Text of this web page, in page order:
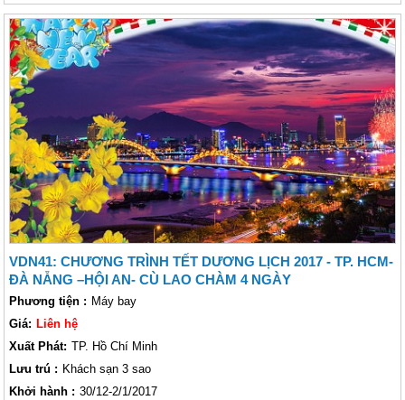
đô Huế, phố cổ Hội An và thánh địa Mỹ Sơn, là địa điểm nổi tiếng với tất
cả các khách thăm quan xa gần bởi những bãi biển được đánh giá là đẹp
quyến rũ nhất hành tinh. Nước biển Đà Nẵng trong xanh, bãi cát trắng
mịn như kem trải dài dưới nắng vàng rực rỡ cùng hàng dừa thơ mộng
đứng nghiêng mình trong gió biển lồng lộng tạo nên hình ảnh mà bạn cứ
ngỡ sẽ chỉ có trên tranh ảnh. Không chỉ vậy, Đà Nẵng còn có nhiều danh
lam thắng cảnh tuyệt đẹp say lòng như Ngũ Hành Sơn, Bà Nà, bán đảo
Sơn Trà, đèo Hải Vân, sông Hàn thơ mộng và cầu quay Sông Hàn –
niềm tự hào của thành phố. Vietsense Travel sẽ đồng hành cùng các bạn
trong chuyến hành trình khám phá miền đất tuyệt vời này. Đem lại những
ấn tượng khó phai trong chuyến thăm quan của bạn.
VDN41: CHƯƠNG TRÌNH TẾT DƯƠNG LỊCH 2017 - TP. HCM-
ĐÀ NẴNG –HỘI AN- CÙ LAO CHÀM 4 NGÀY
Phương tiện : Máy bay
Giá: Liên hệ
Xuất Phát: TP. Hồ Chí Minh
Lưu trú : Khách sạn 3 sao
Khởi hành : 30/12-2/1/2017